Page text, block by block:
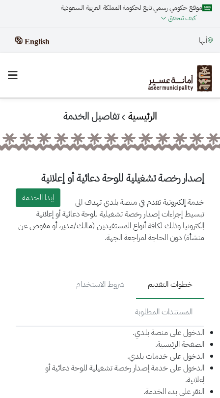
موقع حكومي رسمي تابع لحكومة المملكة العربية السعودية
كيف تتحقق
أبها English
الرئيسية تفاصيل الخدمة
إصدار رخصة تشغيلية للوحة دعائية أو إعلانية
إبدا الخدمة
خدمة إلكترونية تقدم في منصة بلدي تهدف الى
تبسيط إجراءات إصدار رخصة تشغيلية للوحة دعائية أو إعلانية
إلكترونيا وذلك لكافة أنواع المستفيدين (مالك/مدير، أو مفوض عن
منشأة) دون الحاجة لمراجعة الجهة.
خطوات التقديم شروط الاستخدام
المستندات المطلوبة
الدخول على منصة بلدي.
الصفحة الرئيسية.
الدخول على خدمات بلدي.
الدخول على خدمة إصدار رخصة تشغيلية للوحة دعائية أو
إعلانية.
النقر على بدء الخدمة.